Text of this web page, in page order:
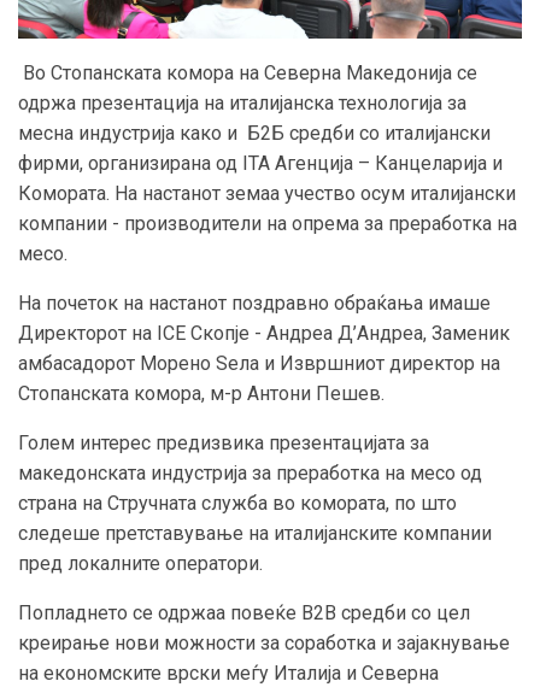
Во Стопанската комора на Северна Македонија се
одржа презентација на италијанска технологија за
месна индустрија како и Б2Б средби со италијански
фирми, организирана од ITA Агенција – Канцеларија и
Комората. На настанот земаа учество осум италијански
компании - производители на опрема за преработка на
месо.
На почеток на настанот поздравно обраќања имаше
Директорот на ICE Скопје - Андреа Д’Андреа, Заменик
амбасадорот Морено Ѕела и Извршниот директор на
Стопанската комора, м-р Антони Пешев.
Голем интерес предизвика презентацијата за
македонската индустрија за преработка на месо од
страна на Стручната служба во комората, по што
следеше претставување на италијанските компании
пред локалните оператори.
Попладнето се одржаа повеќе B2B средби со цел
креирање нови можности за соработка и зајакнување
на економските врски меѓу Италија и Северна